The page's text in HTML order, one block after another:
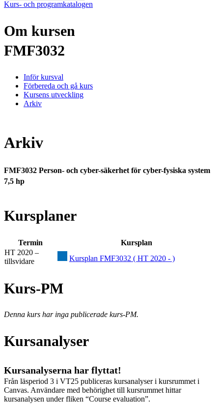
Kurs- och programkatalogen
Om kursen
FMF3032
Inför kursval
Förbereda och gå kurs
Kursens utveckling
Arkiv
Arkiv
FMF3032 Person- och cyber-säkerhet för cyber-fysiska system
7,5 hp
Kursplaner
Termin
Kursplan
HT 2020 –
tillsvidare
Kursplan FMF3032 ( HT 2020 - )
Kurs-PM
Denna kurs har inga publicerade kurs-PM.
Kursanalyser
Kursanalyserna har flyttat!
Från läsperiod 3 i VT25 publiceras kursanalyser i kursrummet i
Canvas. Användare med behörighet till kursrummet hittar
kursanalysen under fliken “Course evaluation”.